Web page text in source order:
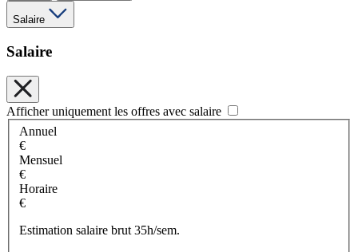
Salaire
Salaire
Afficher uniquement les offres avec salaire
Annuel
€
Mensuel
€
Horaire
€
Estimation salaire brut 35h/sem.